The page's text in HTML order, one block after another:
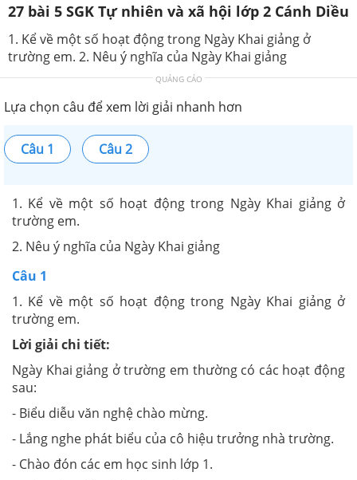
27 bài 5 SGK Tự nhiên và xã hội lớp 2 Cánh Diều
1. Kể về một số hoạt động trong Ngày Khai giảng ở
trường em. 2. Nêu ý nghĩa của Ngày Khai giảng
QUẢNG CÁO
Lựa chọn câu để xem lời giải nhanh hơn
Câu 1 Câu 2
1. Kể về một số hoạt động trong Ngày Khai giảng ở
trường em.
2. Nêu ý nghĩa của Ngày Khai giảng
Câu 1
1. Kể về một số hoạt động trong Ngày Khai giảng ở
trường em.
Lời giải chi tiết:
Ngày Khai giảng ở trường em thường có các hoạt động
sau:
- Biểu diễu văn nghệ chào mừng.
- Lắng nghe phát biểu của cô hiệu trưởng nhà trường.
- Chào đón các em học sinh lớp 1.